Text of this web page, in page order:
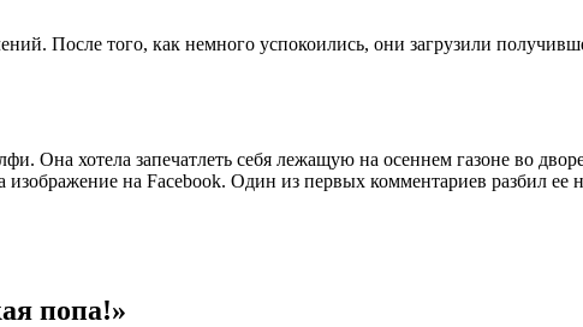
После того, как немного успокоились, они загрузили
Она хотела запечатлеть себя лежащую на осеннем газоне во
на Facebook. Один из первых комментариев разбил
попа!»